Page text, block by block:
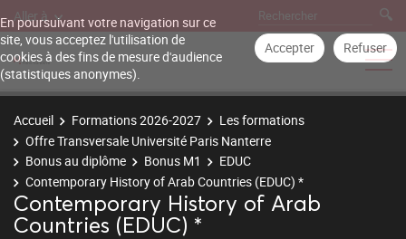
En poursuivant votre navigation sur ce
site, vous acceptez l'utilisation de
cookies à des fins de mesure d'audience
(statistiques anonymes).
Accepter Refuser
Aller à
Accueil Formations 2026-2027
Les formations
Offre Transversale Université Paris Nanterre
Bonus au diplôme
Bonus M1
EDUC
Contemporary History of Arab Countries (EDUC) *
Contemporary History of Arab
Countries (EDUC) *